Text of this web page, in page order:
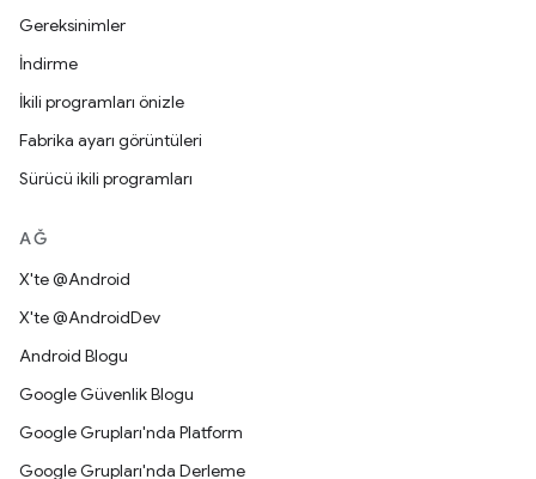
Gereksinimler
İndirme
İkili programları önizle
Fabrika ayarı görüntüleri
Sürücü ikili programları
AĞ
X'te @Android
X'te @AndroidDev
Android Blogu
Google Güvenlik Blogu
Google Grupları'nda Platform
Google Grupları'nda Derleme